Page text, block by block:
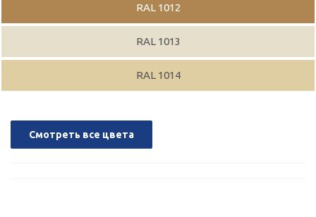
RAL 1012
RAL 1013
RAL 1014
Смотреть все цвета